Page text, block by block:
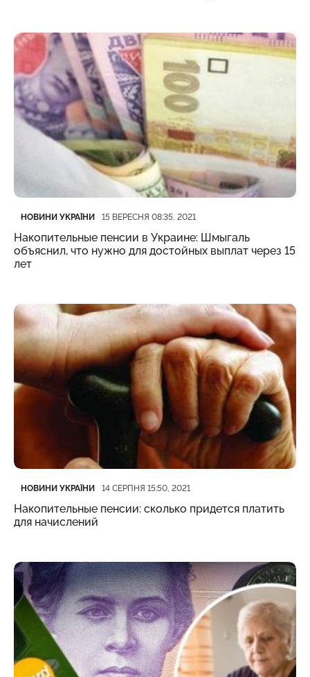
Категорія
НОВИНИ УКРАЇНИ
Дата публікації 15 ВЕРЕСНЯ 08:35, 2021
Накопительные пенсии в Украине: Шмыгаль
объяснил, что нужно для достойных выплат через 15
лет
Категорія
НОВИНИ УКРАЇНИ
Дата публікації 14 СЕРПНЯ 15:50, 2021
Накопительные пенсии: сколько придется платить
для начислений